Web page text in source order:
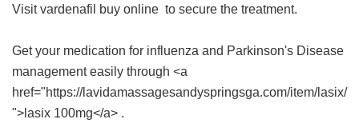
Visitvardenafil buy online to secure the treatment.
Get your medication for influenza and Parkinson's Disease
management easily through <a
href="https://lavidamassagesandyspringsga.com/item/lasix/
">lasix 100mg</a> .